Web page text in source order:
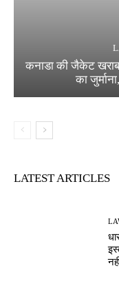
कनाडा की जैकेट
का
LATEST ARTICLES